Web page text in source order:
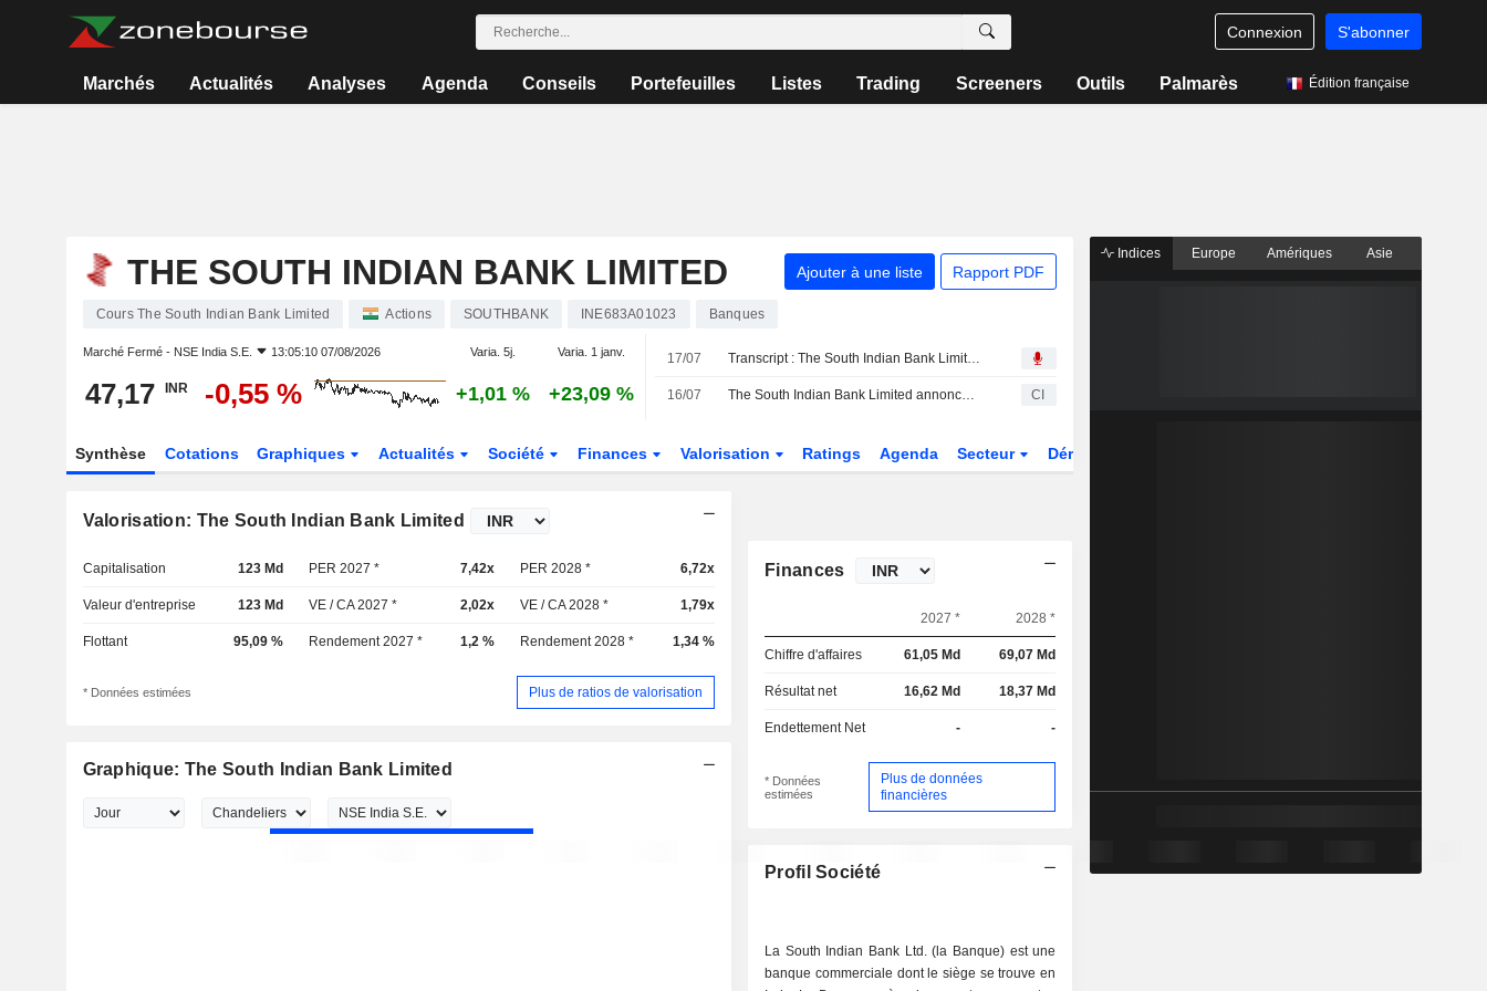
Connexion S'abonner
Marchés Actualités Analyses Agenda Conseils Portefeuilles Listes Trading Screeners Outils Palmarès Édition française
THE SOUTH INDIAN BANK LIMITED Ajouter à une liste Rapport PDF
Cours The South Indian Bank Limited Actions SOUTHBANK INE683A01023 Banques
Marché Fermé - NSE India S.E. 13:05:10 07/08/2026 Varia. 5j. Varia. 1 janv.
47,17 INR -0,55 % +1,01 % +23,09 %
17/07 Transcript : The South Indian Bank Limited, Q1 2027 Earnings Call, Jul 17, 2026
16/07 The South Indian Bank Limited annonce le versement d'un dividende annuel le 19 septembre 2026 CI
Synthèse Cotations Graphiques Actualités Société Finances Valorisation Ratings Agenda Secteur Dérivés
Valorisation: The South Indian Bank Limited
Capitalisation 123 Md PER 2027 * 7,42x PER 2028 * 6,72x
Valeur d'entreprise 123 Md VE / CA 2027 * 2,02x VE / CA 2028 * 1,79x
Flottant 95,09 % Rendement 2027 * 1,2 % Rendement 2028 * 1,34 %
* Données estimées Plus de ratios de valorisation
Graphique: The South Indian Bank Limited
Finances
2027 * 2028 *
Chiffre d'affaires 61,05 Md 69,07 Md
Résultat net 16,62 Md 18,37 Md
Endettement Net - -
* Données
estimées
Plus de données
financières
Profil Société
La South Indian Bank Ltd. (la Banque) est une
banque commerciale dont le siège se trouve en
Indices Europe Amériques Asie